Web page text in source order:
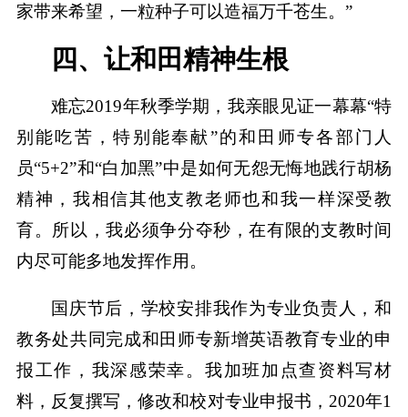
家带来希望，一粒种子可以造福万千苍生。”
四、让和田精神生根
难忘2019年秋季学期，我亲眼见证一幕幕“特
别能吃苦，特别能奉献”的和田师专各部门人
员“5+2”和“白加黑”中是如何无怨无悔地践行胡杨
精神，我相信其他支教老师也和我一样深受教
育。所以，我必须争分夺秒，在有限的支教时间
内尽可能多地发挥作用。
国庆节后，学校安排我作为专业负责人，和
教务处共同完成和田师专新增英语教育专业的申
报工作，我深感荣幸。我加班加点查资料写材
料，反复撰写，修改和校对专业申报书，2020年1